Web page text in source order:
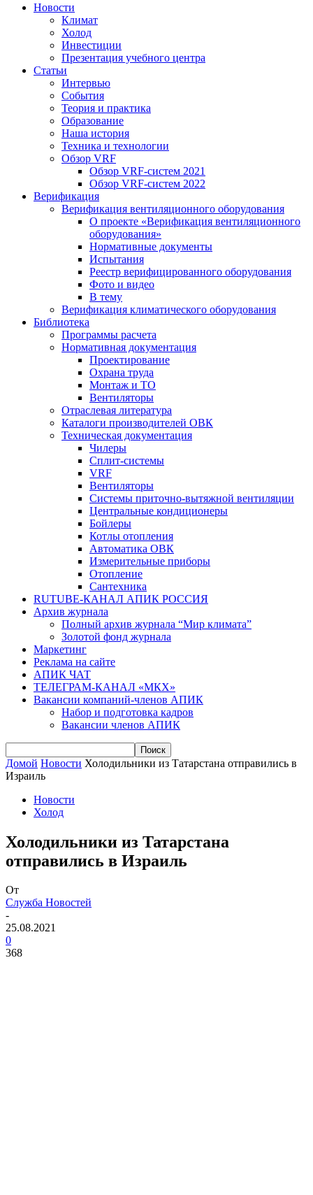
Новости
Климат
Холод
Инвестиции
Презентация учебного центра
Статьи
Интервью
События
Теория и практика
Образование
Наша история
Техника и технологии
Обзор VRF
Обзор VRF-систем 2021
Обзор VRF-систем 2022
Верификация
Верификация вентиляционного оборудования
О проекте «Верификация вентиляционного
оборудования»
Нормативные документы
Испытания
Реестр верифицированного оборудования
Фото и видео
В тему
Верификация климатического оборудования
Библиотека
Программы расчета
Нормативная документация
Проектирование
Охрана труда
Монтаж и ТО
Вентиляторы
Отраслевая литература
Каталоги производителей ОВК
Техническая документация
Чилеры
Сплит-системы
VRF
Вентиляторы
Системы приточно-вытяжной вентиляции
Центральные кондиционеры
Бойлеры
Котлы отопления
Автоматика ОВК
Измерительные приборы
Отопление
Сантехника
RUTUBE-КАНАЛ АПИК РОССИЯ
Архив журнала
Полный архив журнала “Мир климата”
Золотой фонд журнала
Маркетинг
Реклама на сайте
АПИК ЧАТ
ТЕЛЕГРАМ-КАНАЛ «МКХ»
Вакансии компаний-членов АПИК
Набор и подготовка кадров
Вакансии членов АПИК
Домой Новости Холодильники из Татарстана отправились в
Израиль
Новости
Холод
Холодильники из Татарстана
отправились в Израиль
От
Служба Новостей
-
25.08.2021
0
368